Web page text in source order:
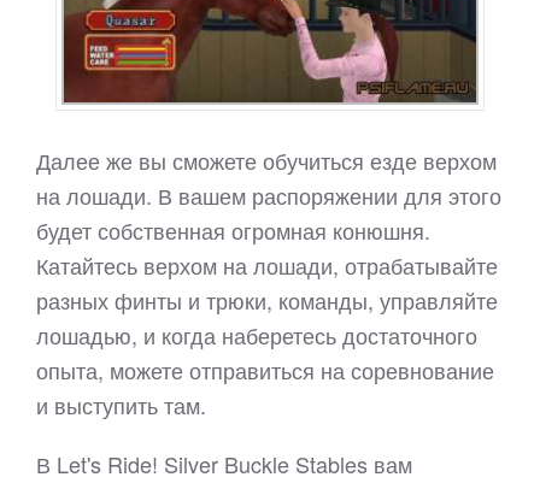
Далее же вы сможете обучиться езде верхом
на лошади. В вашем распоряжении для этого
будет собственная огромная конюшня.
Катайтесь верхом на лошади, отрабатывайте
разных финты и трюки, команды, управляйте
лошадью, и когда наберетесь достаточного
опыта, можете отправиться на соревнование
и выступить там.
В Let's Ride! Silver Buckle Stables вам